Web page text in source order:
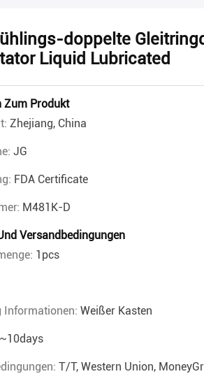
doppelte
Liquid Lubricated
Zum Produkt
Zhejiang, China
JG
FDA Certificate
M481K-D
Versandbedingungen
1pcs
Informationen: Weißer Kasten
T/T, Western Union,